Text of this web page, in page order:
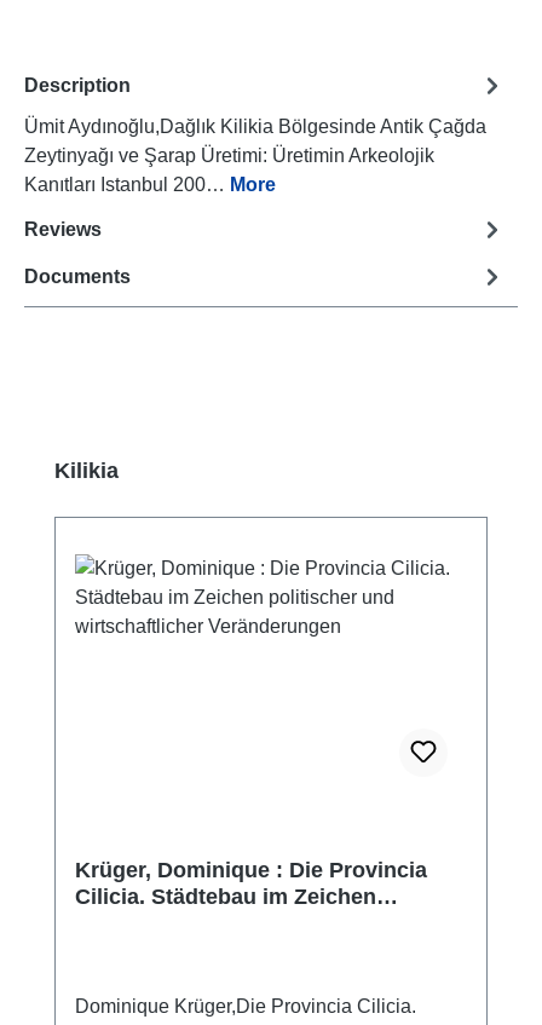
Description
Ümit Aydınoğlu,Dağlık Kilikia Bölgesinde Antik Çağda
Zeytinyağı ve Şarap Üretimi: Üretimin Arkeolojik
Kanıtları Istanbul 200… More
Reviews
Documents
Skip product gallery
Kilikia
Krüger, Dominique : Die Provincia
Cilicia. Städtebau im Zeichen
Dominique Krüger,Die Provincia Cilicia.